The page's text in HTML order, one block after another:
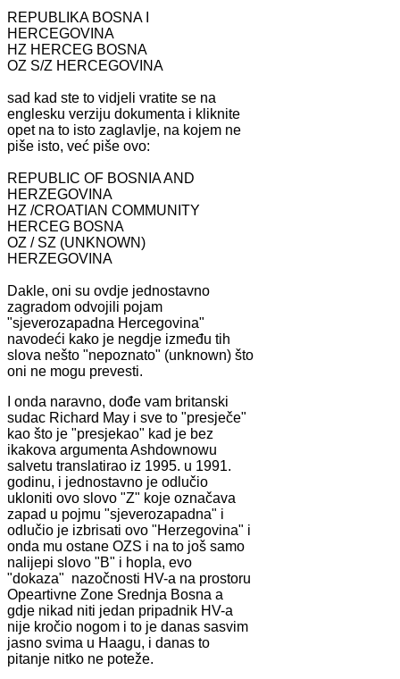
REPUBLIKA BOSNA I
HERCEGOVINA
HZ HERCEG BOSNA
OZ S/Z HERCEGOVINA
sad kad ste to vidjeli vratite se na
englesku verziju dokumenta i kliknite
opet na to isto zaglavlje, na kojem ne
piše isto, već piše ovo:
REPUBLIC OF BOSNIA AND
HERZEGOVINA
HZ /CROATIAN COMMUNITY
HERCEG BOSNA
OZ / SZ (UNKNOWN)
HERZEGOVINA
Dakle, oni su ovdje jednostavno
zagradom odvojili pojam
"sjeverozapadna Hercegovina"
navodeći kako je negdje između tih
slova nešto "nepoznato" (unknown) što
oni ne mogu prevesti.
I onda naravno, dođe vam britanski
sudac Richard May i sve to "presječe"
kao što je "presjekao" kad je bez
ikakova argumenta Ashdownowu
salvetu translatirao iz 1995. u 1991.
godinu, i jednostavno je odlučio
ukloniti ovo slovo "Z" koje označava
zapad u pojmu "sjeverozapadna" i
odlučio je izbrisati ovo "Herzegovina" i
onda mu ostane OZS i na to još samo
nalijepi slovo "B" i hopla, evo
"dokaza" nazočnosti HV-a na prostoru
Opeartivne Zone Srednja Bosna a
gdje nikad niti jedan pripadnik HV-a
nije kročio nogom i to je danas sasvim
jasno svima u Haagu, i danas to
pitanje nitko ne poteže.